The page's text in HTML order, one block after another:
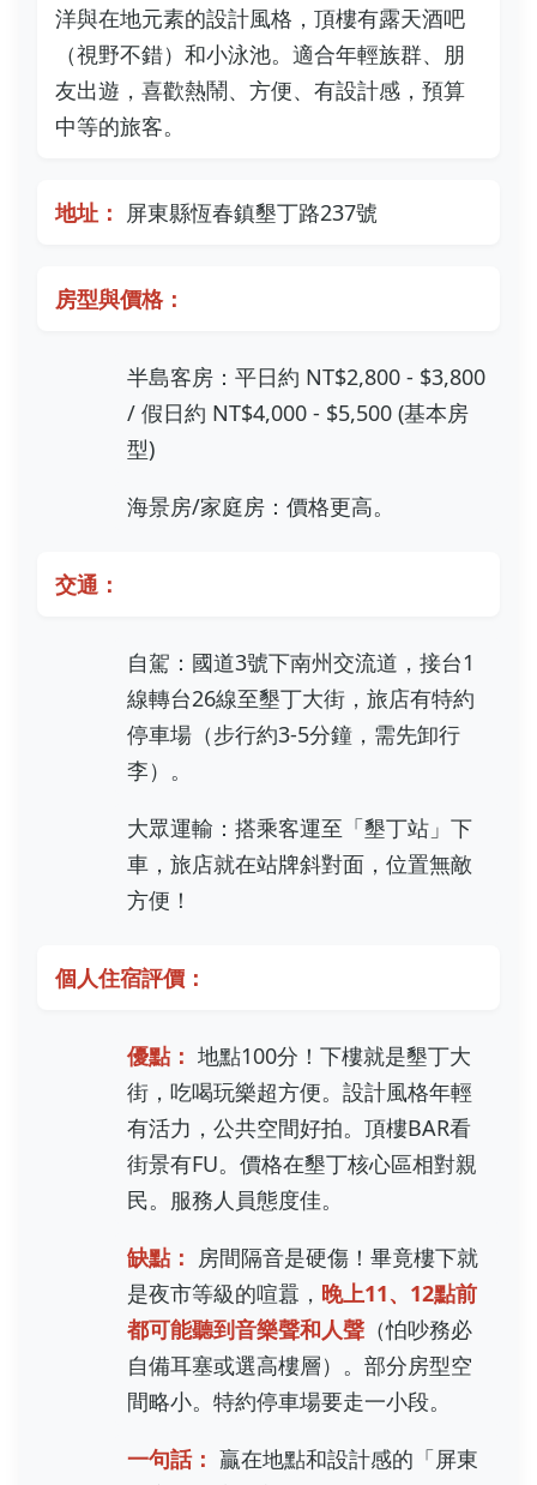
洋與在地元素的設計風格，頂樓有露天酒吧
（視野不錯）和小泳池。適合年輕族群、朋
友出遊，喜歡熱鬧、方便、有設計感，預算
中等的旅客。
地址： 屏東縣恆春鎮墾丁路237號
房型與價格：
半島客房：平日約 NT$2,800 - $3,800
/ 假日約 NT$4,000 - $5,500 (基本房
型)
海景房/家庭房：價格更高。
交通：
自駕：國道3號下南州交流道，接台1
線轉台26線至墾丁大街，旅店有特約
停車場（步行約3-5分鐘，需先卸行
李）。
大眾運輸：搭乘客運至「墾丁站」下
車，旅店就在站牌斜對面，位置無敵
方便！
個人住宿評價：
優點： 地點100分！下樓就是墾丁大
街，吃喝玩樂超方便。設計風格年輕
有活力，公共空間好拍。頂樓BAR看
街景有FU。價格在墾丁核心區相對親
民。服務人員態度佳。
缺點： 房間隔音是硬傷！畢竟樓下就
是夜市等級的喧囂， 晚上11、12點前
都可能聽到音樂聲和人聲 （怕吵務必
自備耳塞或選高樓層）。部分房型空
間略小。特約停車場要走一小段。
一句話： 贏在地點和設計感的「屏東